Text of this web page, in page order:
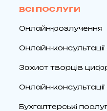
ВСІ ПОСЛУГИ
Онлайн-розлучення
Онлайн-
Захист творців
Онлайн-
Бухгалтерські